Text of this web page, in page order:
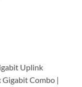
Uplink
Gigabit Combo |